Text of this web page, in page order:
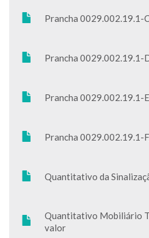
Prancha 0029.002.19.1-
Prancha 0029.002.19.1-
Prancha 0029.002.19.1-
Prancha 0029.002.19.1-
Quantitativo da
Quantitativo Mobiliário
valor